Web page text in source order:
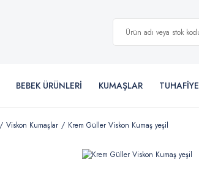
BEBEK ÜRÜNLERİ KUMAŞLAR TUHAFİYE
Viskon Kumaşlar Krem Güller Viskon Kumaş yeşil